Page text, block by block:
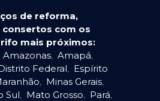
de reforma,
com os
mais próximos:
Amazonas, Amapá,
Federal, Espírito
, Minas Gerais,
Sul, Mato Grosso, Pará,